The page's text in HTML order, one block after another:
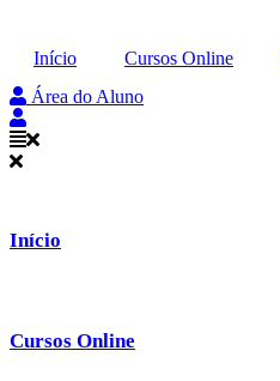
conteúdo
Início Cursos Online
Área do Aluno
Início
Cursos Online